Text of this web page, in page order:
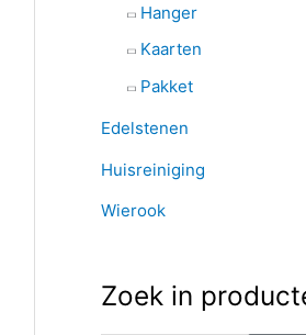
Hanger
Kaarten
Pakket
Edelstenen
Huisreiniging
Wierook
Zoek in